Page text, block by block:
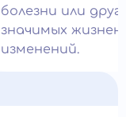
болезни или
значимых
изменений.